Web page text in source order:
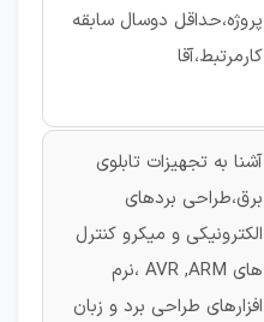
پروژه،حداقل دوسال سابقه
کارمرتبط،آقا
آشنا به تجهیزات تابلوی
برق،طراحی بردهای
الکترونیکی و میکرو کنترل
های AVR ,ARM ،نرم
افزارهای طراحی برد و زبان